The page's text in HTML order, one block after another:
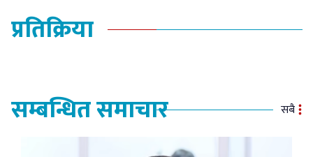
प्रतिक्रिया
सम्बन्धित समाचार सबै